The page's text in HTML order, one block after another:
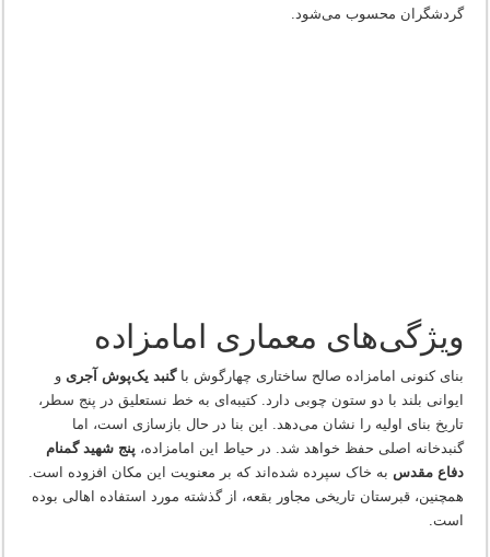
گردشگران محسوب می‌شود.
ویژگی‌های معماری امامزاده
بنای کنونی امامزاده صالح ساختاری چهارگوش باگنبد یک‌پوش آجری و
ایوانی بلند با دو ستون چوبی دارد. کتیبه‌ای به خط نستعلیق در پنج سطر،
تاریخ بنای اولیه را نشان می‌دهد. این بنا در حال بازسازی است، اما
گنبدخانه اصلی حفظ خواهد شد. در حیاط این امامزاده، پنج شهید گمنام
دفاع مقدس به خاک سپرده شده‌اند که بر معنویت این مکان افزوده است.
همچنین، قبرستان تاریخی مجاور بقعه، از گذشته مورد استفاده اهالی بوده
است.